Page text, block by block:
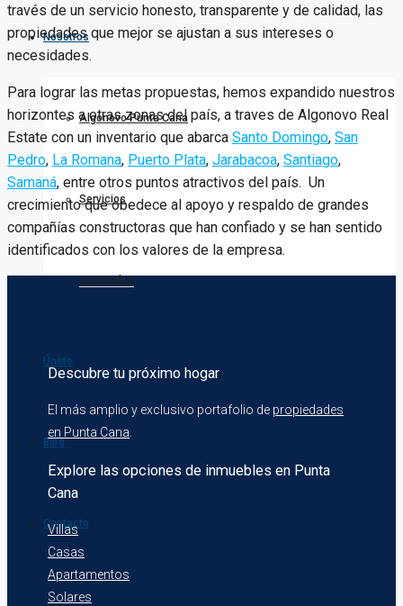
Nosotros
Algonovo Punta Cana
Servicios
Asociados
Únete
Blog
Contacto
través de un servicio honesto, transparente y de calidad, las
propiedades que mejor se ajustan a sus intereses o
necesidades.
Para lograr las metas propuestas, hemos expandido nuestros
horizontes a otras zonas del país, a traves de Algonovo Real
Estate con un inventario que abarca Santo Domingo, San
Pedro, La Romana, Puerto Plata, Jarabacoa, Santiago,
Samaná, entre otros puntos atractivos del país. Un
crecimiento que obedece al apoyo y respaldo de grandes
compañías constructoras que han confiado y se han sentido
identificados con los valores de la empresa.
Descubre tu próximo hogar
El más amplio y exclusivo portafolio de propiedades
en Punta Cana.
Explore las opciones de inmuebles en Punta
Cana
Villas
Casas
Apartamentos
Solares